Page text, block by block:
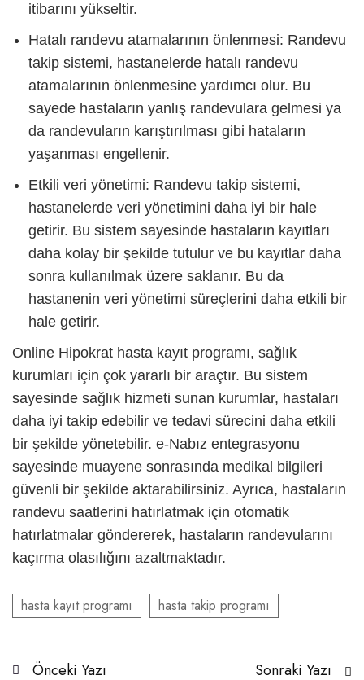
itibarını yükseltir.
Hatalı randevu atamalarının önlenmesi: Randevu
takip sistemi, hastanelerde hatalı randevu
atamalarının önlenmesine yardımcı olur. Bu
sayede hastaların yanlış randevulara gelmesi ya
da randevuların karıştırılması gibi hataların
yaşanması engellenir.
Etkili veri yönetimi: Randevu takip sistemi,
hastanelerde veri yönetimini daha iyi bir hale
getirir. Bu sistem sayesinde hastaların kayıtları
daha kolay bir şekilde tutulur ve bu kayıtlar daha
sonra kullanılmak üzere saklanır. Bu da
hastanenin veri yönetimi süreçlerini daha etkili bir
hale getirir.
Online Hipokrat hasta kayıt programı, sağlık
kurumları için çok yararlı bir araçtır. Bu sistem
sayesinde sağlık hizmeti sunan kurumlar, hastaları
daha iyi takip edebilir ve tedavi sürecini daha etkili
bir şekilde yönetebilir. e-Nabız entegrasyonu
sayesinde muayene sonrasında medikal bilgileri
güvenli bir şekilde aktarabilirsiniz. Ayrıca, hastaların
randevu saatlerini hatırlatmak için otomatik
hatırlatmalar göndererek, hastaların randevularını
kaçırma olasılığını azaltmaktadır.
hasta kayıt programı hasta takip programı
Önceki Yazı Sonraki Yazı